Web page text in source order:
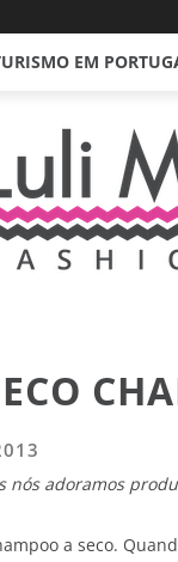
EM
nós adoramos
a seco.